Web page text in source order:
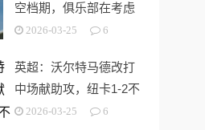
空档期，俱乐部在考虑
进行短期集训
2026-03-25 6
英超：沃尔特马德改打
中场献助攻，纽卡1-2不
敌桑德兰
2026-03-25 6